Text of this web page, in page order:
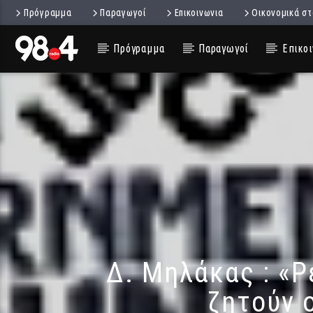
Πρόγραμμα Παραγωγοί Επικοινωνια Οικονομικά
Πρόγραμμα Παραγωγοί
Δ. Μηλάκας :
ζητούν